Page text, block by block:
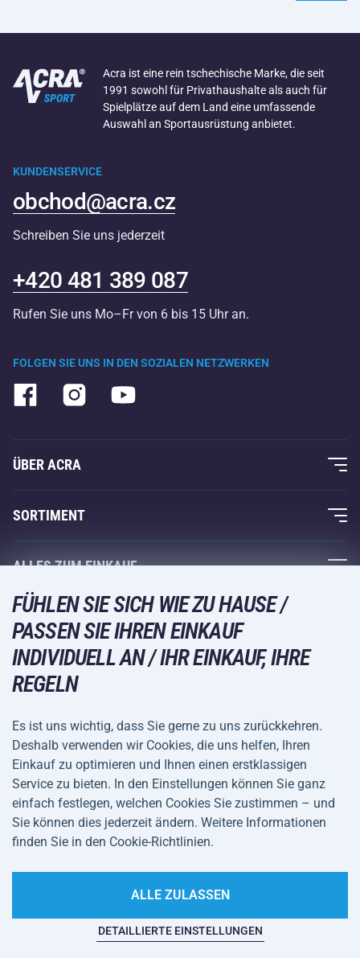
Acra ist eine rein tschechische Marke, die seit
1991 sowohl für Privathaushalte als auch für
Spielplätze auf dem Land eine umfassende
Auswahl an Sportausrüstung anbietet.
FOLGEN SIE UNS IN DEN SOZIALEN NETZWERKEN
KUNDENSERVICE
obchod@acra.cz
Schreiben Sie uns jederzeit
+420 481 389 087
Rufen Sie uns Mo–Fr von 6 bis 15 Uhr an.
ÜBER ACRA
Über uns
Acra-Garantie
Kontakte
Großhandel
Einkaufsratgeber
SORTIMENT
Fitness und Krafttraining
Racketsportarten
Wintersport
Freizeit und Unterhaltung
Camping und Wandern
Fahrräder und Roller
Ballsportarten
Wassersport
Sportbekleidung und Accessoires
ALLES ZUM EINKAUF
Acra-Garantie
Rückgabe und Reklamationen
VERSANDARTEN
ZAHLUNGSARTEN
Allgemeine
Geschäftsbedingungen
Datenschutz
Cookie-Einstellungen
Auf dieser Website spukt es
FÜHLEN SIE SICH WIE ZU HAUSE /
PASSEN SIE IHREN EINKAUF
INDIVIDUELL AN / IHR EINKAUF, IHRE
REGELN
Es ist uns wichtig, dass Sie gerne zu uns zurückkehren.
Deshalb verwenden wir Cookies, die uns helfen, Ihren
Einkauf zu optimieren und Ihnen einen erstklassigen
Service zu bieten. In den Einstellungen können Sie ganz
einfach festlegen, welchen Cookies Sie zustimmen – und
Sie können dies jederzeit ändern. Weitere Informationen
finden Sie in den Cookie-Richtlinien.
DETAILLIERTE EINSTELLUNGEN
ALLE ZULASSEN